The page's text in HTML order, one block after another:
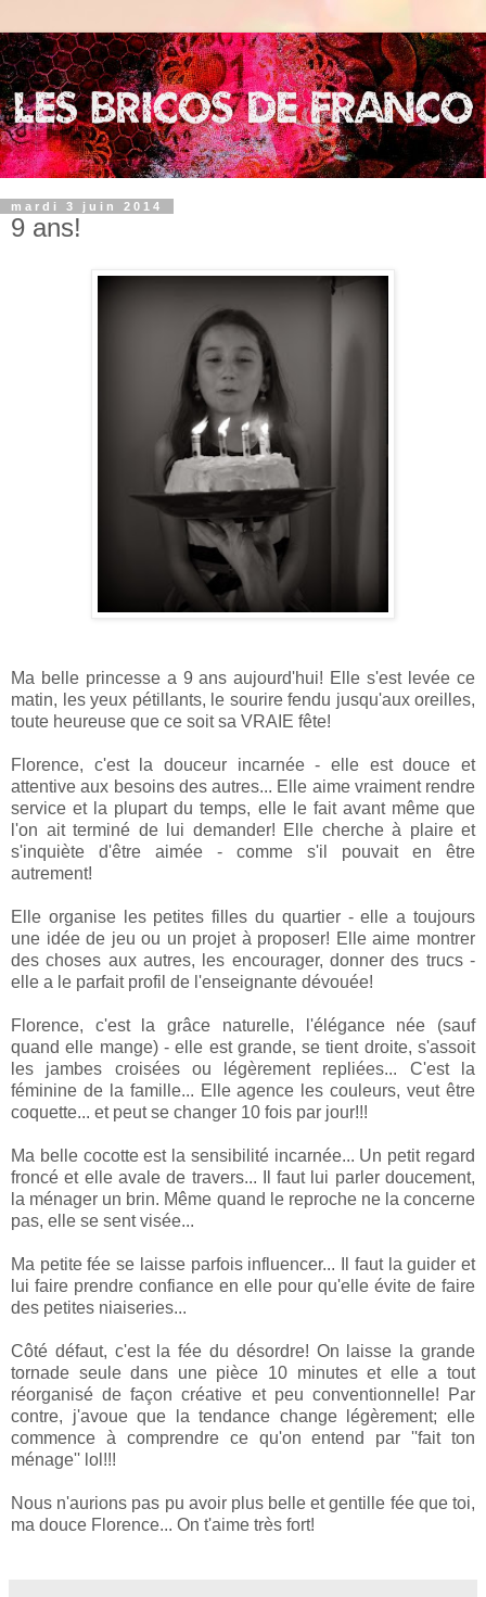
mardi 3 juin 2014
9 ans!
Ma belle princesse a 9 ans aujourd'hui! Elle s'est levée ce
matin, les yeux pétillants, le sourire fendu jusqu'aux oreilles,
toute heureuse que ce soit sa VRAIE fête!
Florence, c'est la douceur incarnée - elle est douce et
attentive aux besoins des autres... Elle aime vraiment rendre
service et la plupart du temps, elle le fait avant même que
l'on ait terminé de lui demander! Elle cherche à plaire et
s'inquiète d'être aimée - comme s'il pouvait en être
autrement!
Elle organise les petites filles du quartier - elle a toujours
une idée de jeu ou un projet à proposer! Elle aime montrer
des choses aux autres, les encourager, donner des trucs -
elle a le parfait profil de l'enseignante dévouée!
Florence, c'est la grâce naturelle, l'élégance née (sauf
quand elle mange) - elle est grande, se tient droite, s'assoit
les jambes croisées ou légèrement repliées... C'est la
féminine de la famille... Elle agence les couleurs, veut être
coquette... et peut se changer 10 fois par jour!!!
Ma belle cocotte est la sensibilité incarnée... Un petit regard
froncé et elle avale de travers... Il faut lui parler doucement,
la ménager un brin. Même quand le reproche ne la concerne
pas, elle se sent visée...
Ma petite fée se laisse parfois influencer... Il faut la guider et
lui faire prendre confiance en elle pour qu'elle évite de faire
des petites niaiseries...
Côté défaut, c'est la fée du désordre! On laisse la grande
tornade seule dans une pièce 10 minutes et elle a tout
réorganisé de façon créative et peu conventionnelle! Par
contre, j'avoue que la tendance change légèrement; elle
commence à comprendre ce qu'on entend par ''fait ton
ménage'' lol!!!
Nous n'aurions pas pu avoir plus belle et gentille fée que toi,
ma douce Florence... On t'aime très fort!